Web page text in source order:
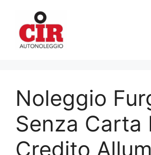
contenuto
Noleggio
Senza Carta
Credito